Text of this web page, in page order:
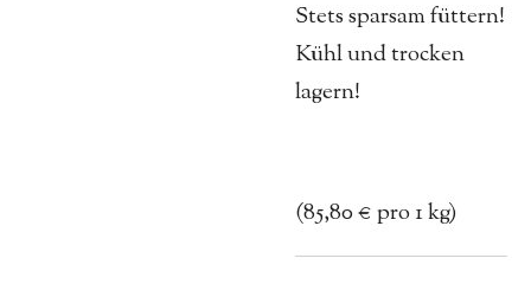
Stets sparsam füttern!
Kühl und trocken
lagern!
(85,80 € pro 1 kg)